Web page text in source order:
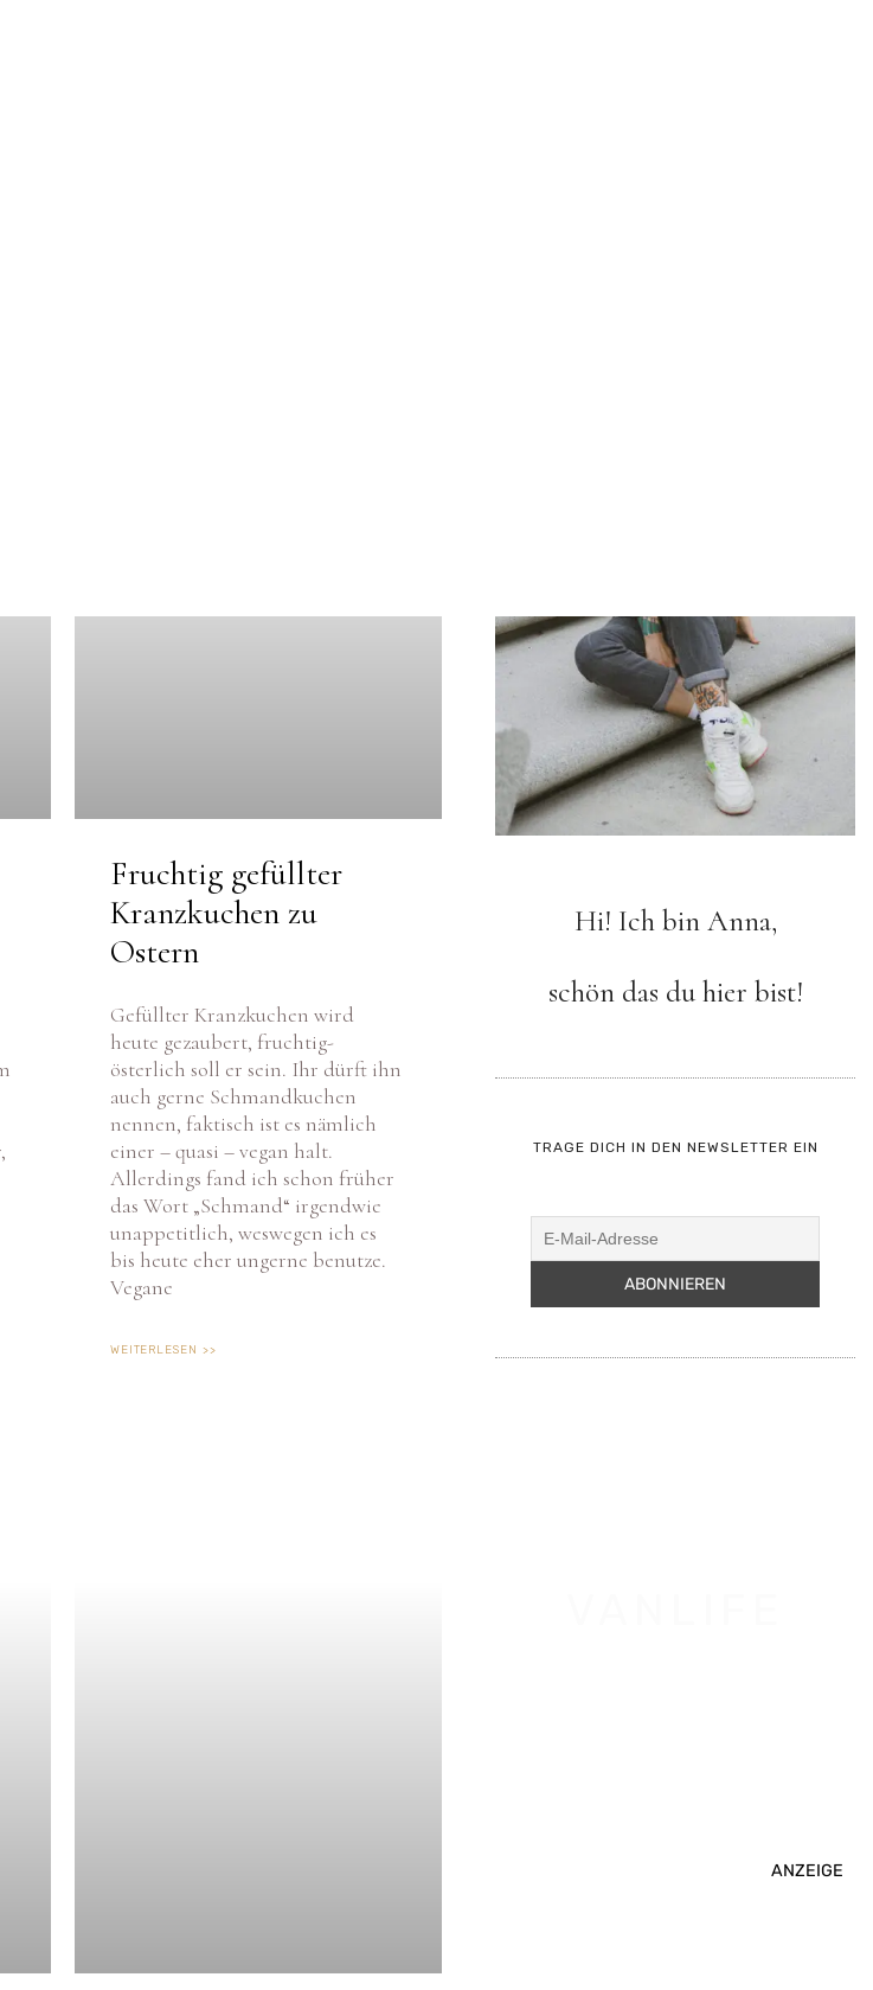
Fruchtig gefüllter
Kranzkuchen zu
Ostern
Gefüllter Kranzkuchen wird
heute gezaubert, fruchtig-
österlich soll er sein. Ihr dürft ihn
auch gerne Schmandkuchen
nennen, faktisch ist es nämlich
einer – quasi – vegan halt.
Allerdings fand ich schon früher
das Wort „Schmand“ irgendwie
unappetitlich, weswegen ich es
bis heute eher ungerne benutze.
Vegane
Hi! Ich bin Anna,
schön das du hier bist!